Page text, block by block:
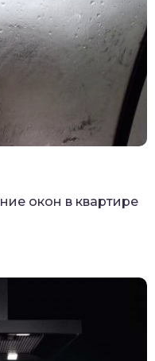
окон в квартире